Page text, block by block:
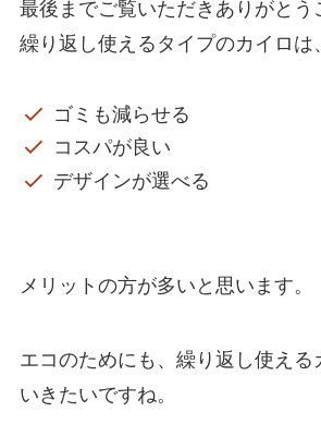
最後までご覧いただきありがとう
繰り返し使えるタイプのカイロは、
ゴミも減らせる
コスパが良い
デザインが選べる
メリットの方が多いと思います。
エコのためにも、繰り返し使える
いきたいですね。